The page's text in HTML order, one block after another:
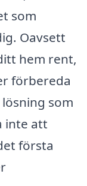
som
Oavsett
hem rent,
förbereda
som
inte att
första